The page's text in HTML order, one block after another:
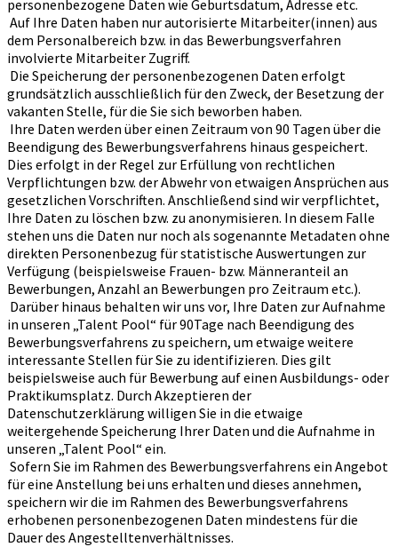
personenbezogene Daten wie Geburtsdatum, Adresse etc.
Auf Ihre Daten haben nur autorisierte Mitarbeiter(innen) aus
dem Personalbereich bzw. in das Bewerbungsverfahren
involvierte Mitarbeiter Zugriff.
Die Speicherung der personenbezogenen Daten erfolgt
grundsätzlich ausschließlich für den Zweck, der Besetzung der
vakanten Stelle, für die Sie sich beworben haben.
Ihre Daten werden über einen Zeitraum von 90 Tagen über die
Beendigung des Bewerbungsverfahrens hinaus gespeichert.
Dies erfolgt in der Regel zur Erfüllung von rechtlichen
Verpflichtungen bzw. der Abwehr von etwaigen Ansprüchen aus
gesetzlichen Vorschriften. Anschließend sind wir verpflichtet,
Ihre Daten zu löschen bzw. zu anonymisieren. In diesem Falle
stehen uns die Daten nur noch als sogenannte Metadaten ohne
direkten Personenbezug für statistische Auswertungen zur
Verfügung (beispielsweise Frauen- bzw. Männeranteil an
Bewerbungen, Anzahl an Bewerbungen pro Zeitraum etc.).
Darüber hinaus behalten wir uns vor, Ihre Daten zur Aufnahme
in unseren „Talent Pool“ für 90Tage nach Beendigung des
Bewerbungsverfahrens zu speichern, um etwaige weitere
interessante Stellen für Sie zu identifizieren. Dies gilt
beispielsweise auch für Bewerbung auf einen Ausbildungs- oder
Praktikumsplatz. Durch Akzeptieren der
Datenschutzerklärung willigen Sie in die etwaige
weitergehende Speicherung Ihrer Daten und die Aufnahme in
unseren „Talent Pool“ ein.
Sofern Sie im Rahmen des Bewerbungsverfahrens ein Angebot
für eine Anstellung bei uns erhalten und dieses annehmen,
speichern wir die im Rahmen des Bewerbungsverfahrens
erhobenen personenbezogenen Daten mindestens für die
Dauer des Angestelltenverhältnisses.